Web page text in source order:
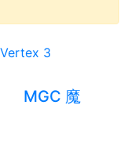
Vertex 3
MGC 魔